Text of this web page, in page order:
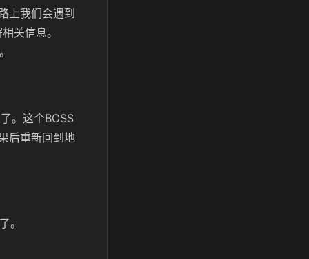
上我们会遇到
关信息。
。这个BOSS
后重新回到地
。